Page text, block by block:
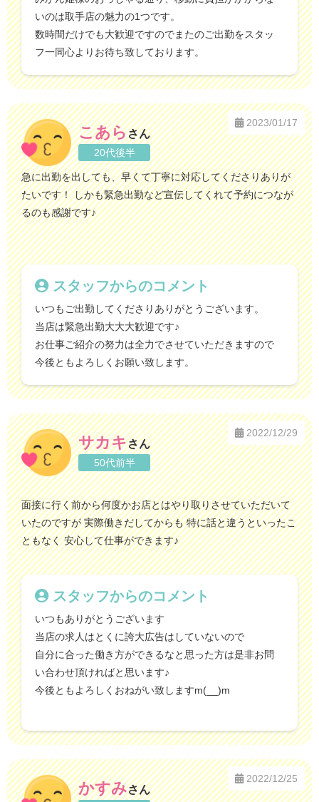
いのは取手店の魅力の1つです。
数時間だけでも大歓迎ですのでまたのご出勤をスタッ
フ一同心よりお待ち致しております。
こあらさん
20代後半
2023/01/17
急に出勤を出しても、早くて丁寧に対応してくださりありが
たいです！ しかも緊急出勤など宣伝してくれて予約につなが
るのも感謝です♪
スタッフからのコメント
いつもご出勤してくださりありがとうございます。
当店は緊急出勤大大大歓迎です♪
お仕事ご紹介の努力は全力でさせていただきますので
今後ともよろしくお願い致します。
サカキさん
50代前半
2022/12/29
面接に行く前から何度かお店とはやり取りさせていただいて
いたのですが 実際働きだしてからも 特に話と違うといったこ
ともなく 安心して仕事ができます♪
スタッフからのコメント
いつもありがとうございます
当店の求人はとくに誇大広告はしていないので
自分に合った働き方ができるなと思った方は是非お問
い合わせ頂ければと思います♪
今後ともよろしくおねがい致しますm(__)m
かすみさん
2022/12/25